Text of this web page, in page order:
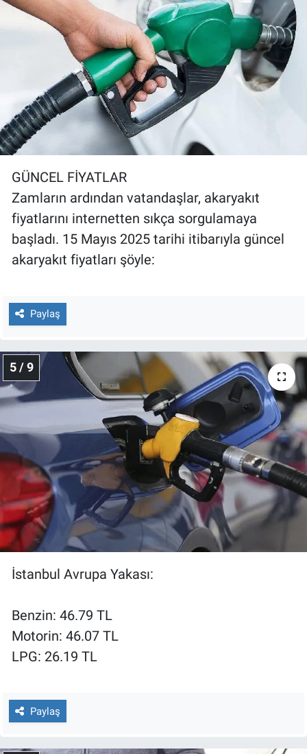
GÜNCEL FİYATLAR
Zamların ardından vatandaşlar, akaryakıt
fiyatlarını internetten sıkça sorgulamaya
başladı. 15 Mayıs 2025 tarihi itibarıyla güncel
akaryakıt fiyatları şöyle:
Paylaş
5 / 9
İstanbul Avrupa Yakası:
Benzin: 46.79 TL
Motorin: 46.07 TL
LPG: 26.19 TL
Paylaş